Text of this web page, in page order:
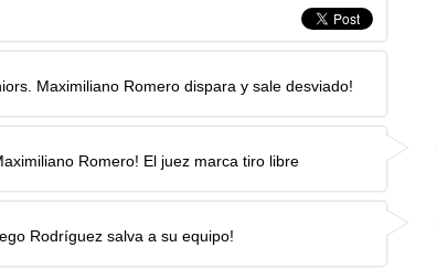
Maximiliano Romero dispara y sale desviado!
Romero! El juez marca tiro libre
Rodríguez salva a su equipo!